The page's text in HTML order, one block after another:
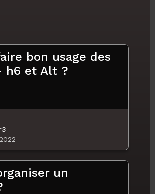
bon usage des
h6 et Alt ?
un